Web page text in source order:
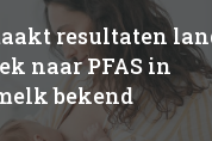
resultaten
naar PFAS in
bekend